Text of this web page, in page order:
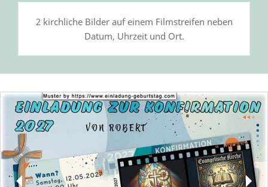
2 kirchliche Bilder auf einem Filmstreifen neben
Datum, Uhrzeit und Ort.